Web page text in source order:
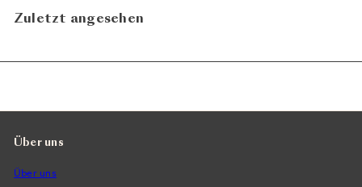
Zuletzt angesehen
Über uns
Über uns